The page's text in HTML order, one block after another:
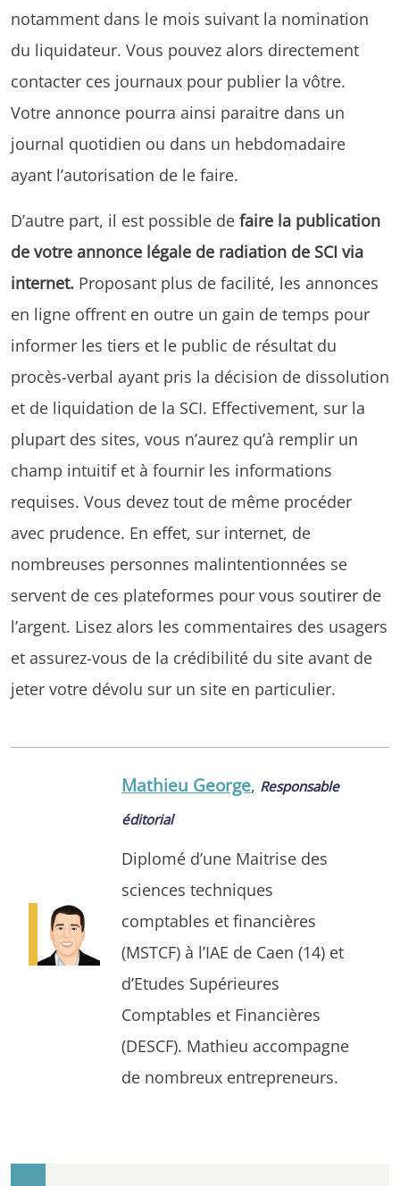
notamment dans le mois suivant la nomination
du liquidateur. Vous pouvez alors directement
contacter ces journaux pour publier la vôtre.
Votre annonce pourra ainsi paraitre dans un
journal quotidien ou dans un hebdomadaire
ayant l’autorisation de le faire.
D’autre part, il est possible de faire la publication
de votre annonce légale de radiation de SCI via
internet. Proposant plus de facilité, les annonces
en ligne offrent en outre un gain de temps pour
informer les tiers et le public de résultat du
procès-verbal ayant pris la décision de dissolution
et de liquidation de la SCI. Effectivement, sur la
plupart des sites, vous n’aurez qu’à remplir un
champ intuitif et à fournir les informations
requises. Vous devez tout de même procéder
avec prudence. En effet, sur internet, de
nombreuses personnes malintentionnées se
servent de ces plateformes pour vous soutirer de
l’argent. Lisez alors les commentaires des usagers
et assurez-vous de la crédibilité du site avant de
jeter votre dévolu sur un site en particulier.
Mathieu George, Responsable
éditorial
Diplomé d’une Maitrise des
sciences techniques
comptables et financières
(MSTCF) à l’IAE de Caen (14) et
d’Etudes Supérieures
Comptables et Financières
(DESCF). Mathieu accompagne
de nombreux entrepreneurs.